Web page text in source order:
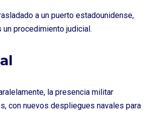
a un puerto estadounidense,
procedimiento judicial.
la presencia militar
con nuevos despliegues navales para